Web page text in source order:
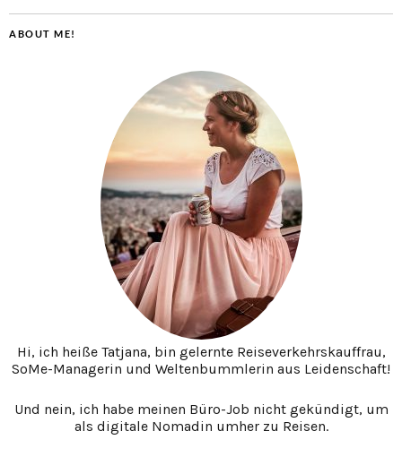
ABOUT ME!
Hi, ich heiße Tatjana, bin gelernte Reiseverkehrskauffrau,
SoMe-Managerin und Weltenbummlerin aus Leidenschaft!
Und nein, ich habe meinen Büro-Job nicht gekündigt, um
als digitale Nomadin umher zu Reisen.